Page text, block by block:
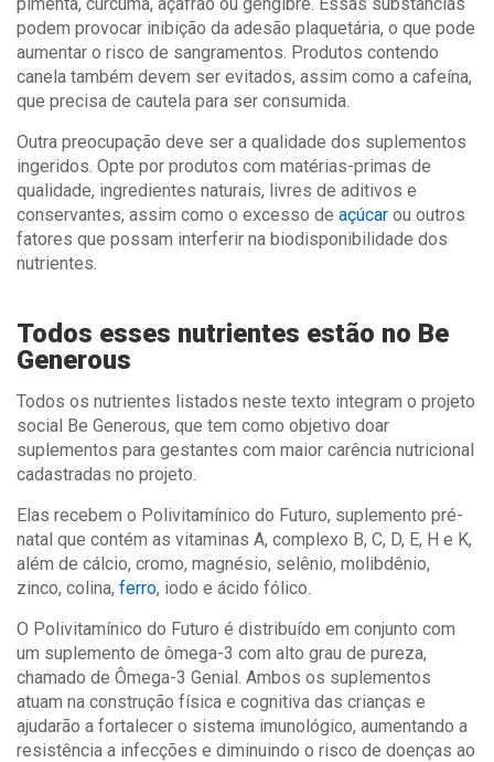
podem provocar inibição da adesão plaquetária, o que pode
aumentar o risco de sangramentos. Produtos contendo
canela também devem ser evitados, assim como a cafeína,
que precisa de cautela para ser consumida.
Outra preocupação deve ser a qualidade dos suplementos
ingeridos. Opte por produtos com matérias-primas de
qualidade, ingredientes naturais, livres de aditivos e
conservantes, assim como o excesso de açúcar ou outros
fatores que possam interferir na biodisponibilidade dos
nutrientes.
Todos esses nutrientes estão no Be
Generous
Todos os nutrientes listados neste texto integram o projeto
social Be Generous, que tem como objetivo doar
suplementos para gestantes com maior carência nutricional
cadastradas no projeto.
Elas recebem o Polivitamínico do Futuro, suplemento pré-
natal que contém as vitaminas A, complexo B, C, D, E, H e K,
além de cálcio, cromo, magnésio, selênio, molibdênio,
zinco, colina, ferro, iodo e ácido fólico.
O Polivitamínico do Futuro é distribuído em conjunto com
um suplemento de ômega-3 com alto grau de pureza,
chamado de Ômega-3 Genial. Ambos os suplementos
atuam na construção física e cognitiva das crianças e
ajudarão a fortalecer o sistema imunológico, aumentando a
resistência a infecções e diminuindo o risco de doenças ao